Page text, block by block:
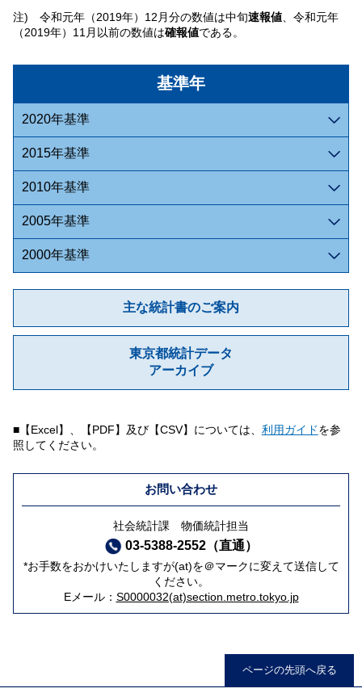
基準年
2020年基準
2015年基準
2010年基準
2005年基準
2000年基準
主な統計書のご案内
東京都統計データ
アーカイブ
注) 令和元年（2019年）12月分の数値は中旬速報値、令和元年
（2019年）11月以前の数値は確報値である。
■【Excel】、【PDF】及び【CSV】については、 利用ガイドを参
照してください。
お問い合わせ
社会統計課 物価統計担当
03-5388-2552（直通）
*お手数をおかけいたしますが(at)を＠マークに変えて送信して
ください。
Eメール： S0000032(at)section.metro.tokyo.jp
ページの先頭へ戻る